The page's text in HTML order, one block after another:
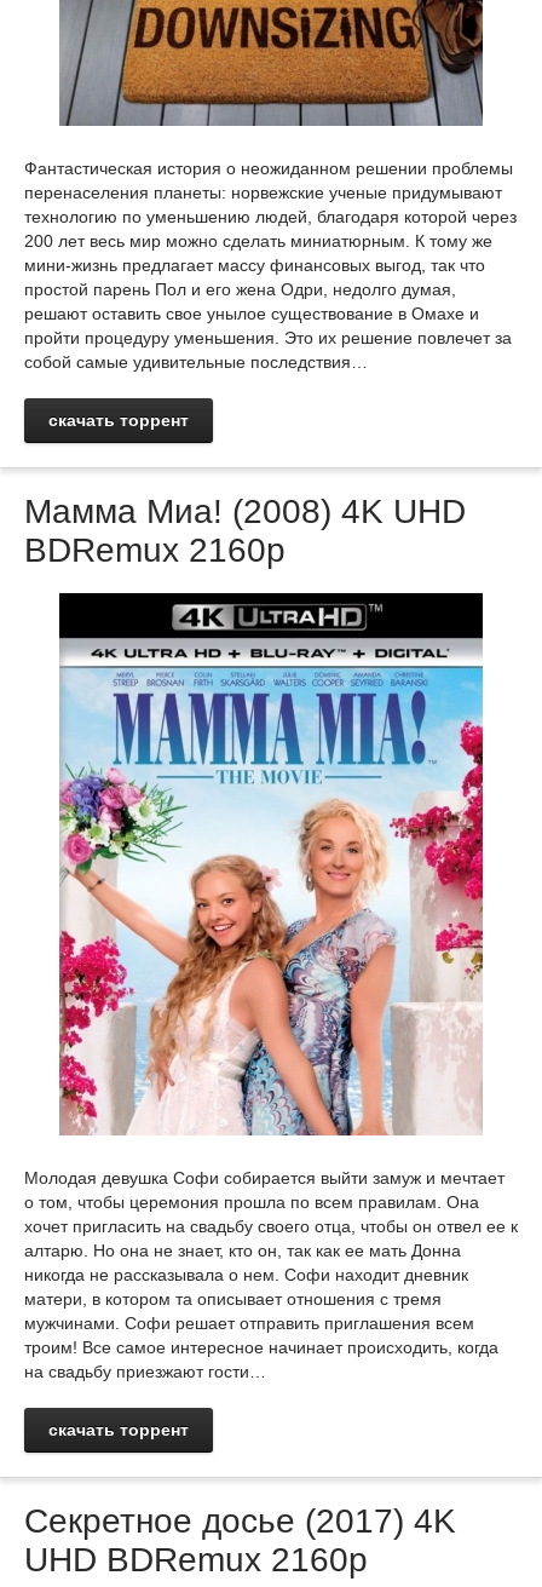
Фантастическая история о неожиданном решении проблемы
перенаселения планеты: норвежские ученые придумывают
технологию по уменьшению людей, благодаря которой через
200 лет весь мир можно сделать миниатюрным. К тому же
мини-жизнь предлагает массу финансовых выгод, так что
простой парень Пол и его жена Одри, недолго думая,
решают оставить свое унылое существование в Омахе и
пройти процедуру уменьшения. Это их решение повлечет за
собой самые удивительные последствия…
скачать торрент
Мамма Миа! (2008) 4K UHD
BDRemux 2160p
Молодая девушка Софи собирается выйти замуж и мечтает
о том, чтобы церемония прошла по всем правилам. Она
хочет пригласить на свадьбу своего отца, чтобы он отвел ее к
алтарю. Но она не знает, кто он, так как ее мать Донна
никогда не рассказывала о нем. Софи находит дневник
матери, в котором та описывает отношения с тремя
мужчинами. Софи решает отправить приглашения всем
троим! Все самое интересное начинает происходить, когда
на свадьбу приезжают гости…
скачать торрент
Секретное досье (2017) 4K
UHD BDRemux 2160p